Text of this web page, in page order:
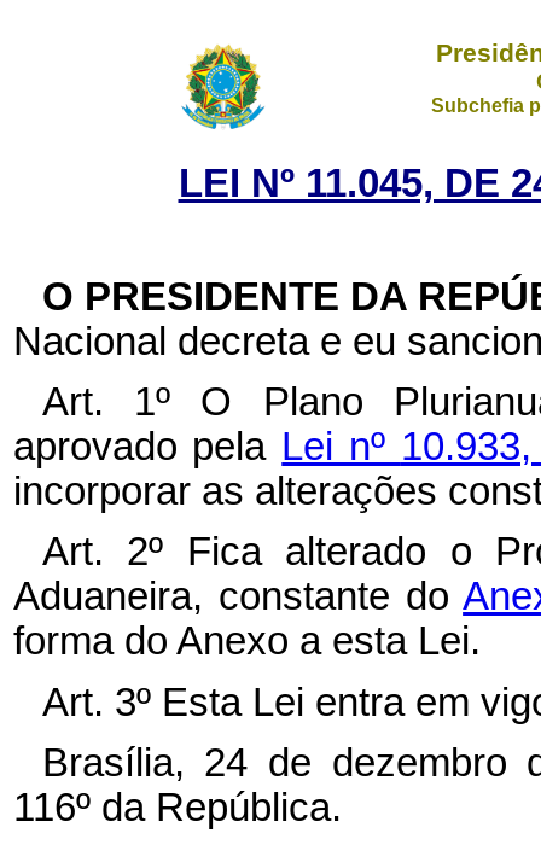
Subchefia
LEI Nº 11.045, DE
O PRESIDENTE DA
Nacional decreta e eu
Art. 1º O Plano
aprovado pela Lei nº
incorporar as alterações
Art. 2º Fica alterado o
Aduaneira, constante do
forma do Anexo a esta Lei.
Art. 3º Esta Lei entra em
Brasília, 24 de dezembro
116º da República.